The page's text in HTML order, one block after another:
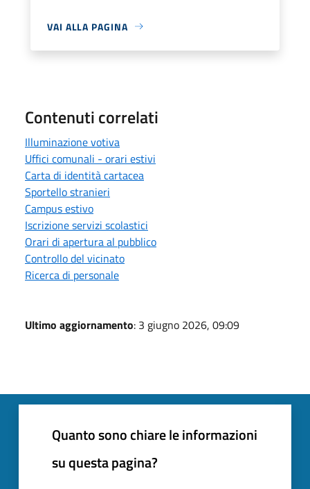
VAI ALLA PAGINA
Contenuti correlati
Illuminazione votiva
Uffici comunali - orari estivi
Carta di identità cartacea
Sportello stranieri
Campus estivo
Iscrizione servizi scolastici
Orari di apertura al pubblico
Controllo del vicinato
Ricerca di personale
Ultimo aggiornamento: 3 giugno 2026, 09:09
Quanto sono chiare le informazioni
su questa pagina?